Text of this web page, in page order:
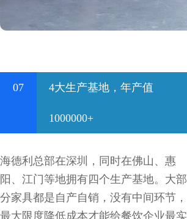
07 4大生产基地，年产值
1000000+
海德利总部在深圳，同时在佛山、惠
阳、江门等地拥有四个生产基地。大部
分家具都是自产自销，没有中间环节，
最大限度降低成本才能给餐饮企业最实